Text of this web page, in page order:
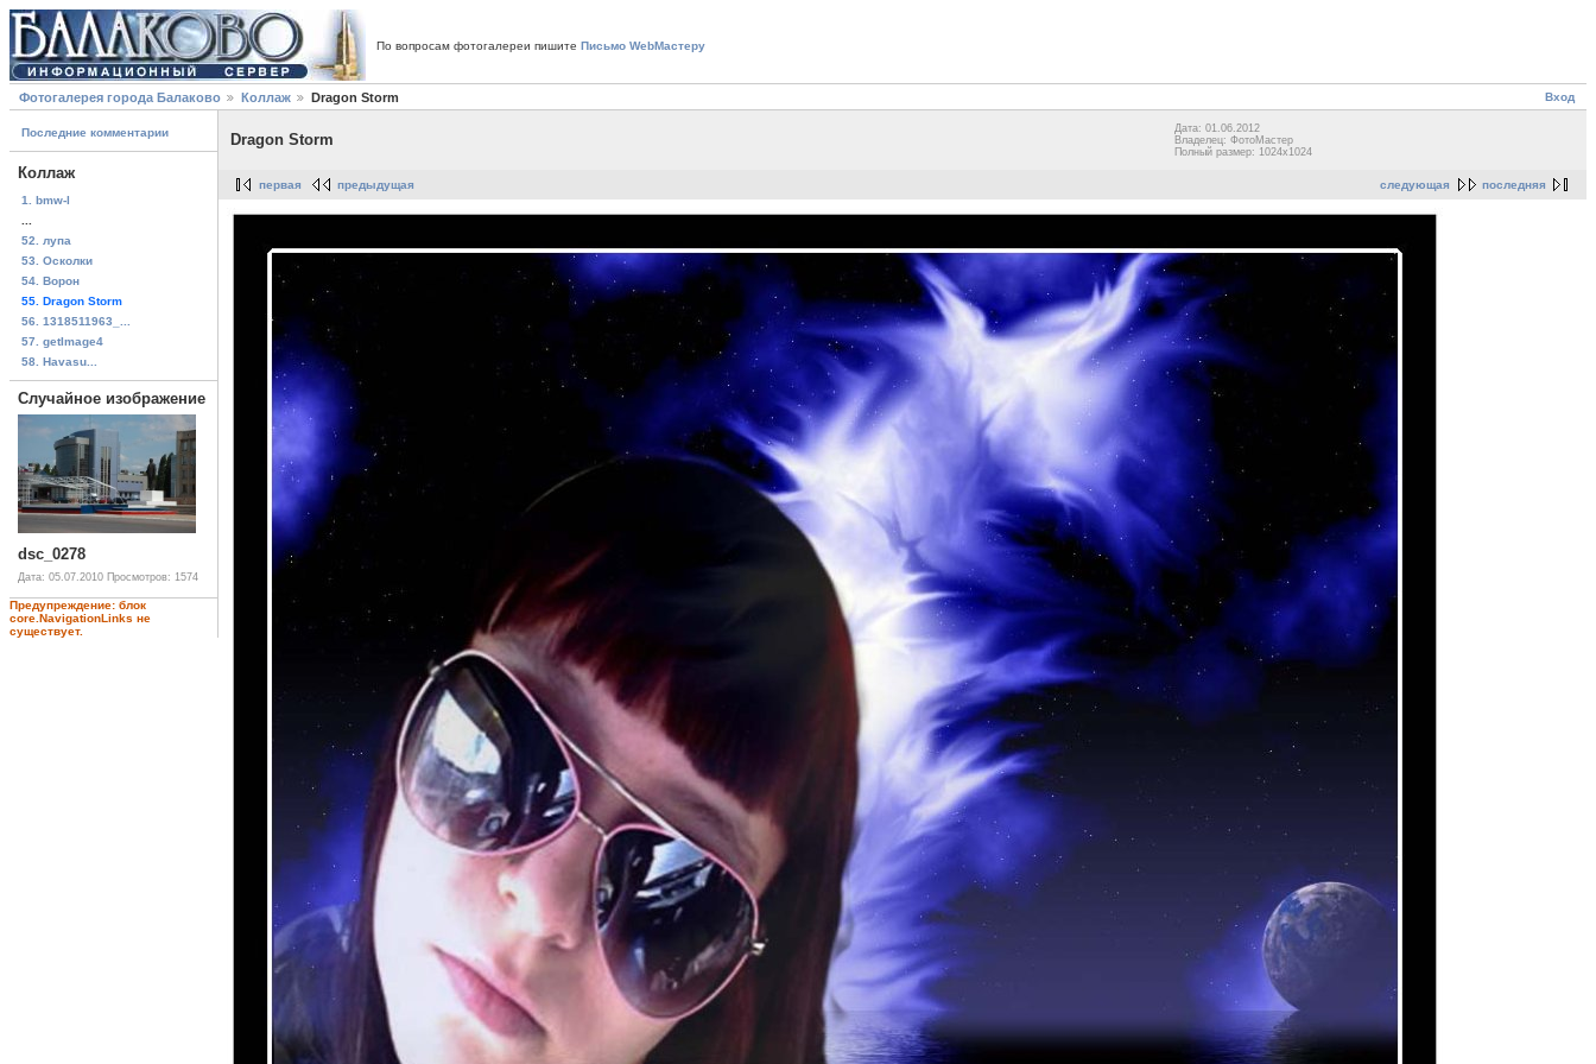
По вопросам фотогалереи пишите Письмо WebМастеру
Вход
Фотогалерея города Балаково Коллаж Dragon Storm
Последние комментарии
Коллаж
1. bmw-l
52. лупа
53. Осколки
54. Ворон
55. Dragon Storm
56. 1318511963_...
57. getImage4
58. Havasu...
Случайное изображение
dsc_0278
Дата: 05.07.2010 Просмотров: 1574
Предупреждение: блок
core.NavigationLinks не
существует.
Dragon Storm
Дата: 01.06.2012
Владелец: ФотоМастер
Полный размер: 1024x1024
следующая последняя
первая предыдущая